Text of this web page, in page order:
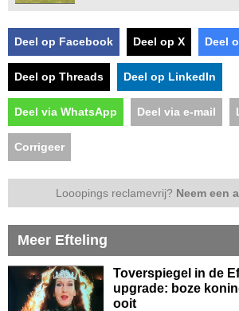
Deel op Facebook Deel op X Deel
Deel op Threads Deel op LinkedIn
Deel via WhatsApp Deel via e-mail
Corrigeer
Looopings reclamevrij? Neem een
Meer Efteling
Toverspiegel in de
upgrade: boze
ooit